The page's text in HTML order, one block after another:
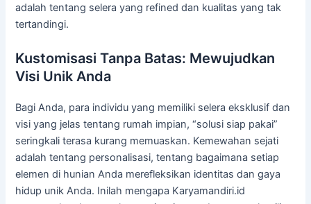
adalah tentang selera yang refined dan kualitas yang tak
tertandingi.
Kustomisasi Tanpa Batas: Mewujudkan
Visi Unik Anda
Bagi Anda, para individu yang memiliki selera eksklusif dan
visi yang jelas tentang rumah impian, “solusi siap pakai”
seringkali terasa kurang memuaskan. Kemewahan sejati
adalah tentang personalisasi, tentang bagaimana setiap
elemen di hunian Anda merefleksikan identitas dan gaya
hidup unik Anda. Inilah mengapa Karyamandiri.id